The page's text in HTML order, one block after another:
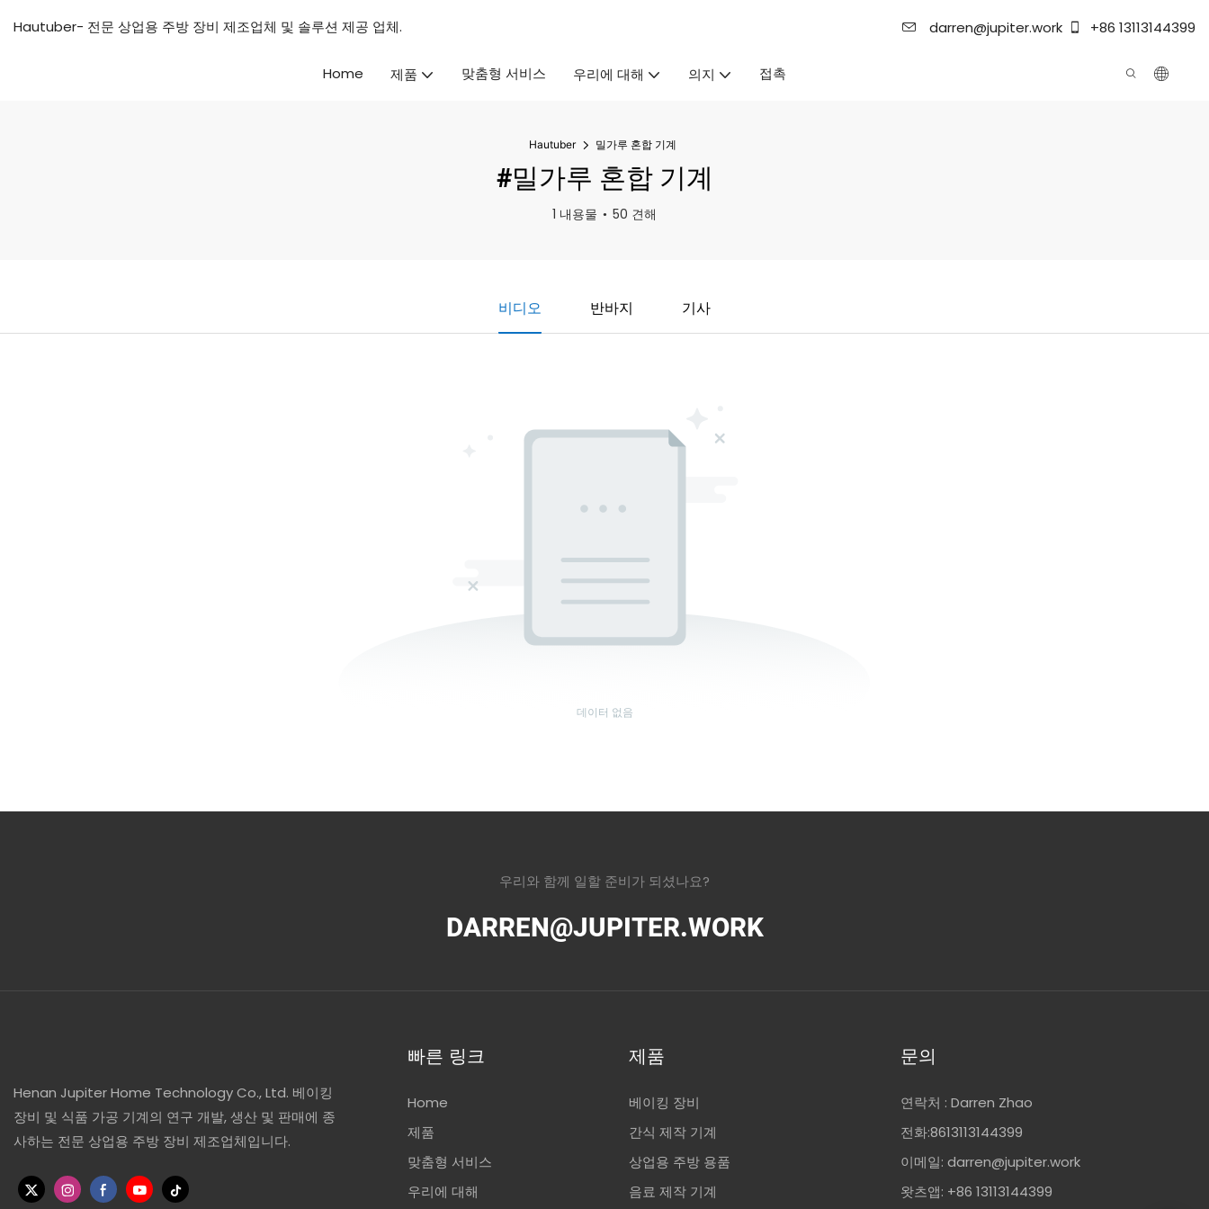
Hautuber- 전문 상업용 주방 장비 제조업체 및 솔루션 제공 업체. darren@jupiter.work +86 13113144399
Home 제품 맞춤형 서비스 우리에 대해 의지 접촉
Hautuber 밀가루 혼합 기계
#밀가루 혼합 기계
1 내용물 50 견해
비디오 반바지 기사
데이터 없음
우리와 함께 일할 준비가 되셨나요?
DARREN@JUPITER.WORK
Henan Jupiter Home Technology Co., Ltd. 베이킹
장비 및 식품 가공 기계의 연구 개발, 생산 및 판매에 종
사하는 전문 상업용 주방 장비 제조업체입니다.
빠른 링크
Home
제품
맞춤형 서비스
우리에 대해
제품
베이킹 장비
간식 제작 기계
상업용 주방 용품
음료 제작 기계
문의
연락처 : Darren Zhao
전화:8613113144399
이메일: darren@jupiter.work
왓츠앱: +86 13113144399